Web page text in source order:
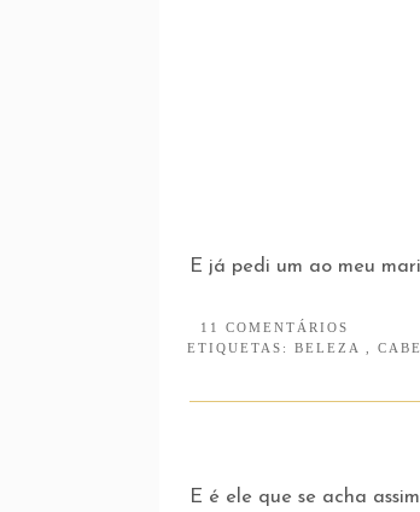
E já pedi um ao meu
11 COMENTÁRIOS
ETIQUETAS: BELEZA
E é ele que se acha